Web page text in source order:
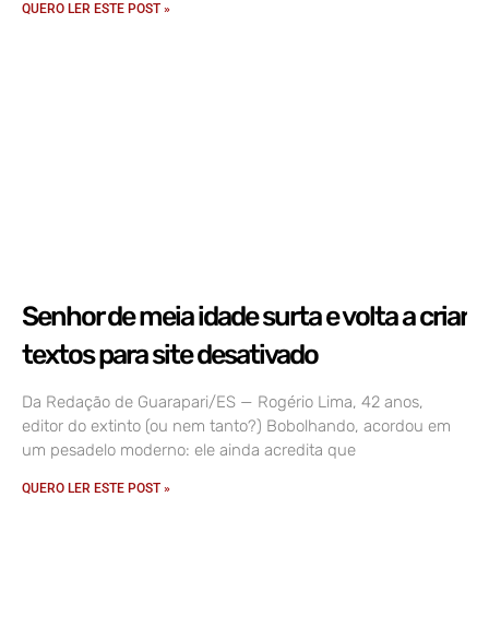
QUERO LER ESTE POST »
Senhor de meia idade surta e volta a criar
textos para site desativado
Da Redação de Guarapari/ES — Rogério Lima, 42 anos,
editor do extinto (ou nem tanto?) Bobolhando, acordou em
um pesadelo moderno: ele ainda acredita que
QUERO LER ESTE POST »